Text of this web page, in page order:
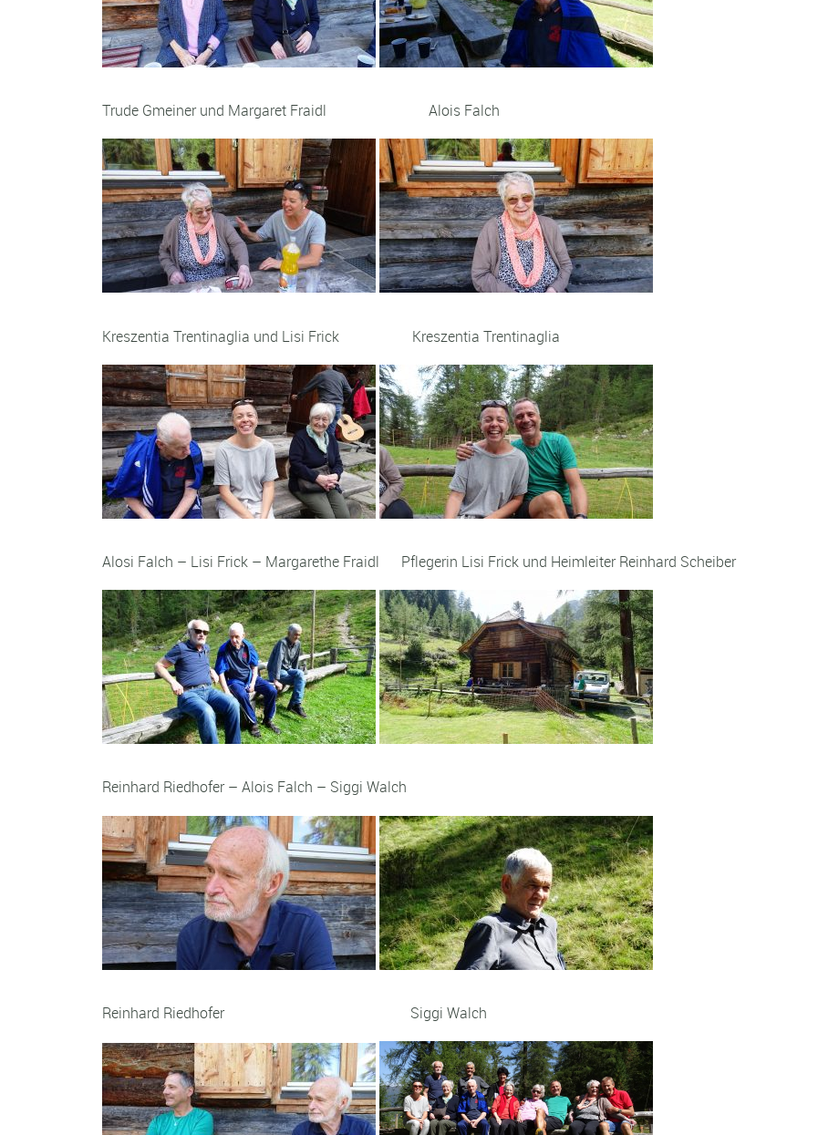
Trude Gmeiner und Margaret Fraidl Alois Falch
Kreszentia Trentinaglia und Lisi Frick Kreszentia Trentinaglia
Alosi Falch – Lisi Frick – Margarethe Fraidl Pflegerin Lisi Frick und Heimleiter Reinhard Scheiber
Reinhard Riedhofer – Alois Falch – Siggi Walch
Reinhard Riedhofer Siggi Walch